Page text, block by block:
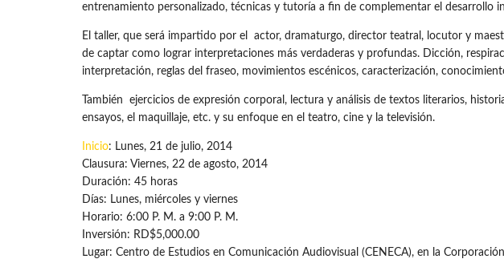
entrenamiento personalizado, técnicas y tutoría a fin de complementar el desarrollo
El taller, que será impartido por el actor, dramaturgo, director teatral, locutor y
de captar como lograr interpretaciones más verdaderas y profundas. Dicción,
interpretación, reglas del fraseo, movimientos escénicos, caracterización,
También ejercicios de expresión corporal, lectura y análisis de textos literarios,
ensayos, el maquillaje, etc. y su enfoque en el teatro, cine y la televisión.
Inicio: Lunes, 21 de julio, 2014
Clausura: Viernes, 22 de agosto, 2014
Duración: 45 horas
Días: Lunes, miércoles y viernes
Horario: 6:00 P. M. a 9:00 P. M.
Inversión: RD$5,000.00
Lugar: Centro de Estudios en Comunicación Audiovisual (CENECA), en la